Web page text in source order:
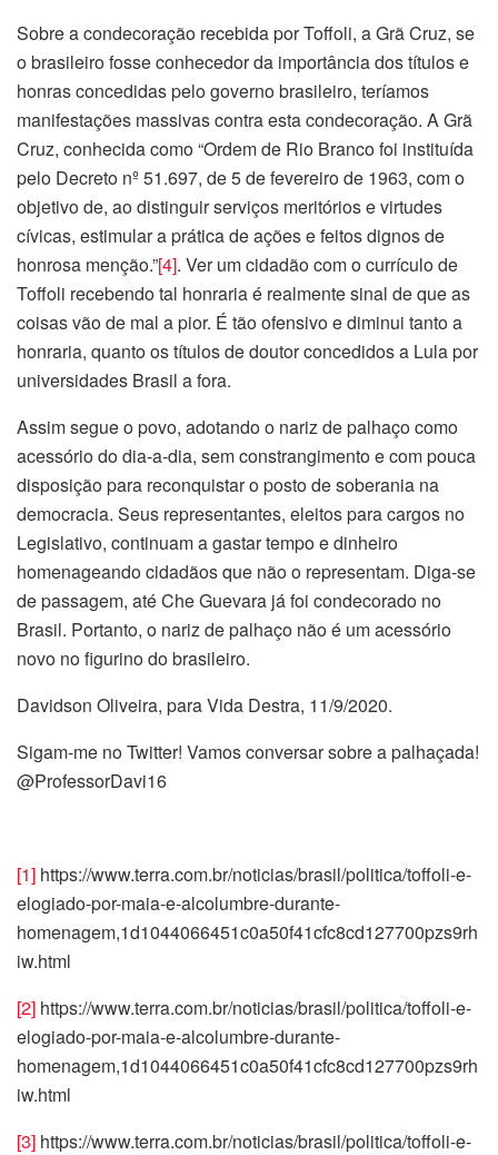
Sobre a condecoração recebida por Toffoli, a Grã Cruz, se
o brasileiro fosse conhecedor da importância dos títulos e
honras concedidas pelo governo brasileiro, teríamos
manifestações massivas contra esta condecoração. A Grã
Cruz, conhecida como “Ordem de Rio Branco foi instituída
pelo Decreto nº 51.697, de 5 de fevereiro de 1963, com o
objetivo de, ao distinguir serviços meritórios e virtudes
cívicas, estimular a prática de ações e feitos dignos de
honrosa menção.”[4]. Ver um cidadão com o currículo de
Toffoli recebendo tal honraria é realmente sinal de que as
coisas vão de mal a pior. É tão ofensivo e diminui tanto a
honraria, quanto os títulos de doutor concedidos a Lula por
universidades Brasil a fora.
Assim segue o povo, adotando o nariz de palhaço como
acessório do dia-a-dia, sem constrangimento e com pouca
disposição para reconquistar o posto de soberania na
democracia. Seus representantes, eleitos para cargos no
Legislativo, continuam a gastar tempo e dinheiro
homenageando cidadãos que não o representam. Diga-se
de passagem, até Che Guevara já foi condecorado no
Brasil. Portanto, o nariz de palhaço não é um acessório
novo no figurino do brasileiro.
Davidson Oliveira, para Vida Destra, 11/9/2020.
Sigam-me no Twitter! Vamos conversar sobre a palhaçada!
@ProfessorDavi16
[1] https://www.terra.com.br/noticias/brasil/politica/toffoli-e-
elogiado-por-maia-e-alcolumbre-durante-
homenagem,1d1044066451c0a50f41cfc8cd127700pzs9rh
iw.html
[2] https://www.terra.com.br/noticias/brasil/politica/toffoli-e-
elogiado-por-maia-e-alcolumbre-durante-
homenagem,1d1044066451c0a50f41cfc8cd127700pzs9rh
iw.html
[3] https://www.terra.com.br/noticias/brasil/politica/toffoli-e-